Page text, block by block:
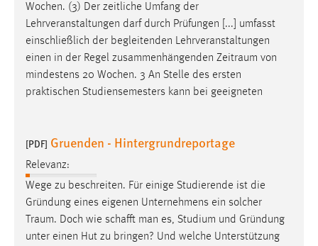
Wochen. (3) Der zeitliche Umfang der
Lehrveranstaltungen darf durch Prüfungen [...] umfasst
einschließlich der begleitenden Lehrveranstaltungen
einen in der Regel zusammenhängenden Zeitraum von
mindestens 20 Wochen. 3 An Stelle des ersten
praktischen Studiensemesters kann bei geeigneten
[PDF] Gruenden - Hintergrundreportage
Relevanz:
Wege zu beschreiten. Für einige Studierende ist die
Gründung eines eigenen Unternehmens ein solcher
Traum. Doch wie schafft man es, Studium und Gründung
unter einen Hut zu bringen? Und welche Unterstützung